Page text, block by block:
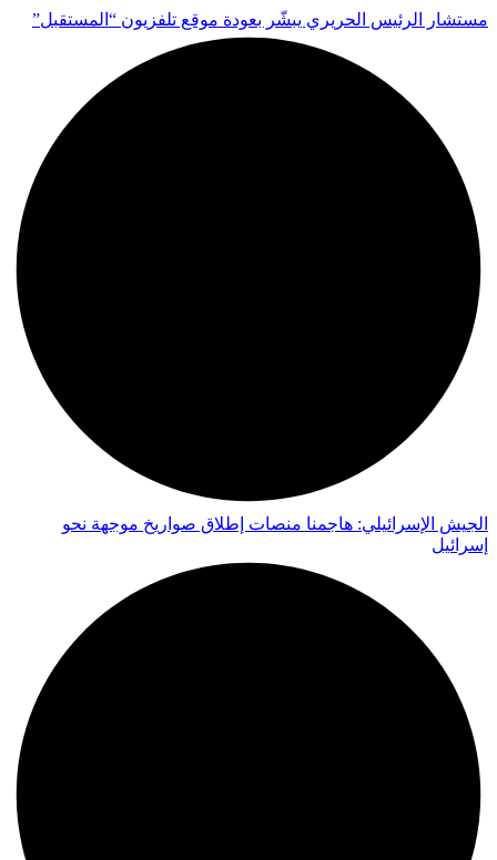
مستشار الرئيس الحريري يبشّر بعودة موقع تلفزيون “المستقبل”
الجيش الإسرائيلي: هاجمنا منصات إطلاق صواريخ موجهة نحو
إسرائيل